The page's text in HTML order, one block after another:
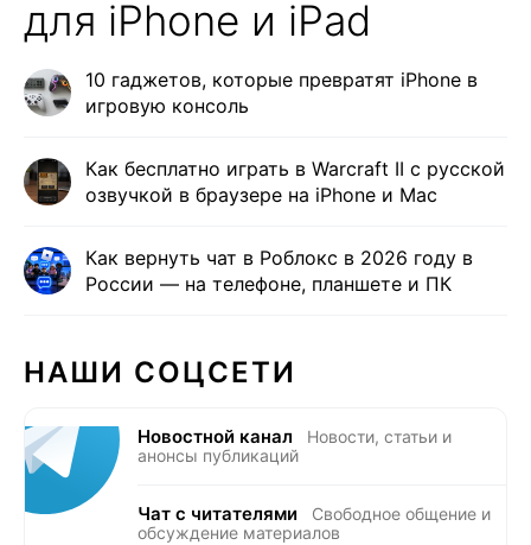
для iPhone и iPad
10 гаджетов, которые превратят iPhone в
игровую консоль
Как бесплатно играть в Warcraft II с русской
озвучкой в браузере на iPhone и Mac
Как вернуть чат в Роблокс в 2026 году в
России — на телефоне, планшете и ПК
НАШИ СОЦСЕТИ
Новостной канал
Новости, статьи и
анонсы публикаций
Чат с читателями
Свободное общение и
обсуждение материалов